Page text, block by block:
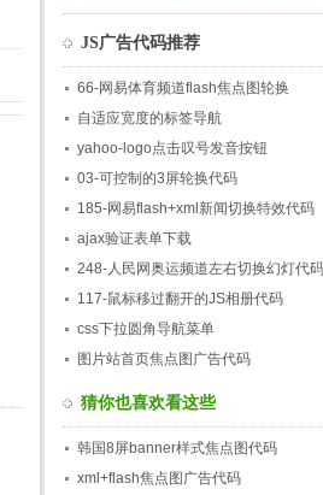
JS广告代码推荐
66-网易体育频道flash焦点图轮换
自适应宽度的标签导航
yahoo-logo点击叹号发音按钮
03-可控制的3屏轮换代码
185-网易flash+xml新闻切换特效代码
ajax验证表单下载
248-人民网奥运频道左右切换幻灯代码
117-鼠标移过翻开的JS相册代码
css下拉圆角导航菜单
图片站首页焦点图广告代码
猜你也喜欢看这些
韩国8屏banner样式焦点图代码
xml+flash焦点图广告代码